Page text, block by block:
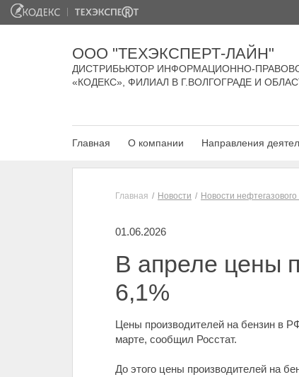
ООО "ТЕХЭКСПЕРТ-ЛАЙН"
ДИСТРИБЬЮТОР ИНФОРМАЦИОННО-
«КОДЕКС», ФИЛИАЛ В Г.ВОЛГОГРАДЕ И
Главная О компании Направления
Главная Новости Новости
01.06.2026
В апреле цены
6,1%
Цены производителей на бензин в
марте, сообщил Росстат.
До этого цены производителей на